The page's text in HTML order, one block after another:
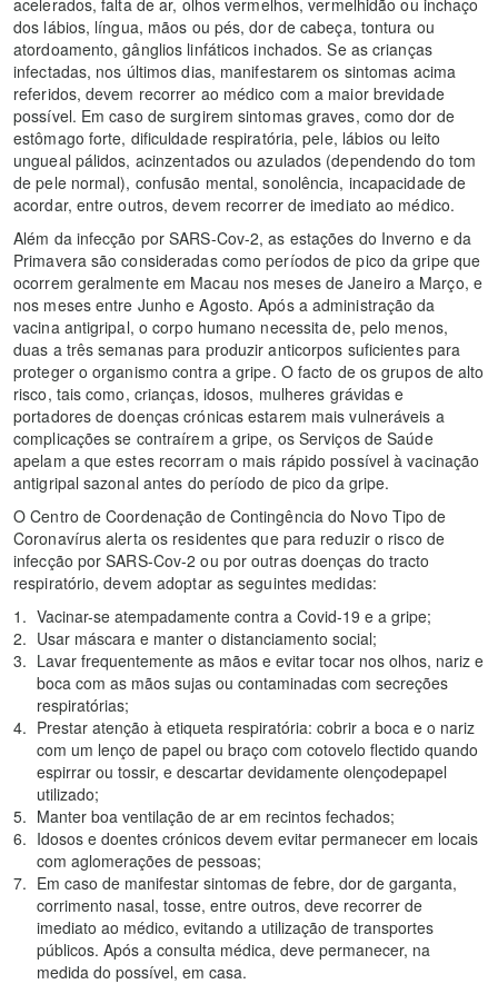
acelerados, falta de ar, olhos vermelhos, vermelhidão ou inchaço
dos lábios, língua, mãos ou pés, dor de cabeça, tontura ou
atordoamento, gânglios linfáticos inchados. Se as crianças
infectadas, nos últimos dias, manifestarem os sintomas acima
referidos, devem recorrer ao médico com a maior brevidade
possível. Em caso de surgirem sintomas graves, como dor de
estômago forte, dificuldade respiratória, pele, lábios ou leito
ungueal pálidos, acinzentados ou azulados (dependendo do tom
de pele normal), confusão mental, sonolência, incapacidade de
acordar, entre outros, devem recorrer de imediato ao médico.
Além da infecção por SARS-Cov-2, as estações do Inverno e da
Primavera são consideradas como períodos de pico da gripe que
ocorrem geralmente em Macau nos meses de Janeiro a Março, e
nos meses entre Junho e Agosto. Após a administração da
vacina antigripal, o corpo humano necessita de, pelo menos,
duas a três semanas para produzir anticorpos suficientes para
proteger o organismo contra a gripe. O facto de os grupos de alto
risco, tais como, crianças, idosos, mulheres grávidas e
portadores de doenças crónicas estarem mais vulneráveis a
complicações se contraírem a gripe, os Serviços de Saúde
apelam a que estes recorram o mais rápido possível à vacinação
antigripal sazonal antes do período de pico da gripe.
O Centro de Coordenação de Contingência do Novo Tipo de
Coronavírus alerta os residentes que para reduzir o risco de
infecção por SARS-Cov-2 ou por outras doenças do tracto
respiratório, devem adoptar as seguintes medidas:
Vacinar-se atempadamente contra a Covid-19 e a gripe;
Usar máscara e manter o distanciamento social;
Lavar frequentemente as mãos e evitar tocar nos olhos, nariz e
boca com as mãos sujas ou contaminadas com secreções
respiratórias;
Prestar atenção à etiqueta respiratória: cobrir a boca e o nariz
com um lenço de papel ou braço com cotovelo flectido quando
espirrar ou tossir, e descartar devidamente olençodepapel
utilizado;
Manter boa ventilação de ar em recintos fechados;
Idosos e doentes crónicos devem evitar permanecer em locais
com aglomerações de pessoas;
Em caso de manifestar sintomas de febre, dor de garganta,
corrimento nasal, tosse, entre outros, deve recorrer de
imediato ao médico, evitando a utilização de transportes
públicos. Após a consulta médica, deve permanecer, na
medida do possível, em casa.